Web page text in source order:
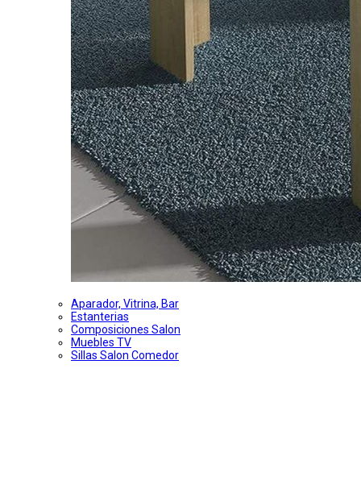
Aparador, Vitrina, Bar
Estanterias
Composiciones Salon
Muebles TV
Sillas Salon Comedor